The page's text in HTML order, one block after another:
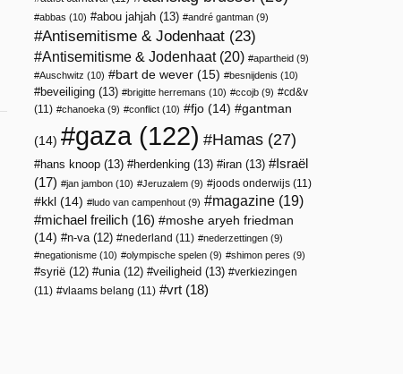
abbas (10) abou jahjah (13) andré gantman (9)
Antisemitisme & Jodenhaat (23)
Antisemitisme & Jodenhaat(20) apartheid (9)
Auschwitz (10) bart de wever (15) besnijdenis (10)
beveiliging (13) brigitte herremans (10) ccojb (9)
cd&v
(11)
chanoeka (9) conflict (10) fjo (14) gantman
(14) gaza(122) Hamas (27)
hans knoop (13) herdenking (13) iran (13)
Israël
(17)
jan jambon (10) Jeruzalem (9) joods onderwijs (11)
kkl (14) ludo van campenhout (9) magazine (19)
michael freilich (16)
moshe aryeh friedman
(14)
n-va(12) nederland (11) nederzettingen (9)
negationisme (10) olympische spelen (9) shimon peres (9)
syrië (12) unia(12) veiligheid (13)
verkiezingen
(11)
vlaams belang (11) vrt (18)